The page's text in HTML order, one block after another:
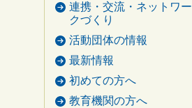
連携・交流・ネットワー
クづくり
活動団体の情報
最新情報
初めての方へ
教育機関の方へ